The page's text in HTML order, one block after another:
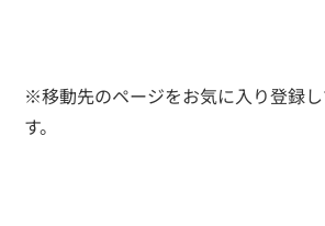
※移動先のページをお気に入り登録
す。